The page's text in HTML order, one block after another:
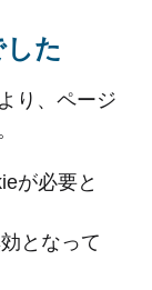
た
り、ページ
が必要と
となって